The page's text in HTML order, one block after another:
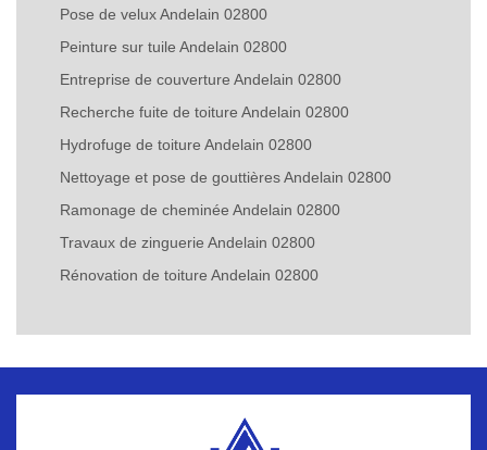
Pose de velux Andelain 02800
Peinture sur tuile Andelain 02800
Entreprise de couverture Andelain 02800
Recherche fuite de toiture Andelain 02800
Hydrofuge de toiture Andelain 02800
Nettoyage et pose de gouttières Andelain 02800
Ramonage de cheminée Andelain 02800
Travaux de zinguerie Andelain 02800
Rénovation de toiture Andelain 02800